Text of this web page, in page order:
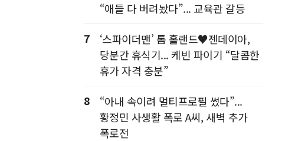
“애들 다 버려놨다”... 교육관 갈등
7
‘스파이더맨’ 톰 홀랜드♥젠데이아,
당분간 휴식기... 케빈 파이기 “달콤한
휴가 자격 충분”
8
“아내 속이려 멀티프로필 썼다”...
황정민 사생활 폭로 A씨, 새벽 추가
폭로전